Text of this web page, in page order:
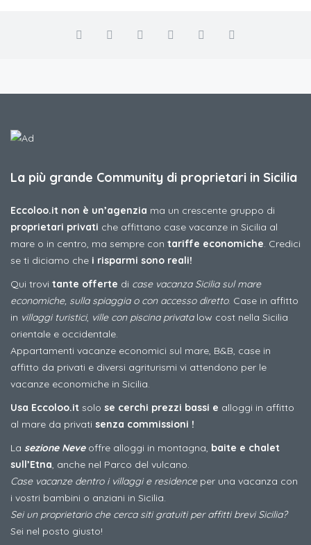
La più grande Community di proprietari in Sicilia
Eccoloo.it non è un’agenzia ma un crescente gruppo di
proprietari privati che affittano case vacanze in Sicilia al
mare o in centro, ma sempre con tariffe economiche. Credici
se ti diciamo che i risparmi sono reali!
Qui trovi tante offerte di case vacanza Sicilia sul mare
economiche, sulla spiaggia o con accesso diretto. Case in affitto
in villaggi turistici, ville con piscina privatalow cost nella Sicilia
orientale e occidentale.
Appartamenti vacanze economici sul mare, B&B, case in
affitto da privati e diversi agriturismi vi attendono per le
vacanze economiche in Sicilia.
Usa Eccoloo.it solo se cerchi prezzi bassi e alloggi in affitto
al mare da privati senza commissioni !
La sezione Neveoffre alloggi in montagna, baite e chalet
sull’Etna, anche nel Parco del vulcano.
Case vacanze dentro i villaggi e residenceper una vacanza con
i vostri bambini o anziani in Sicilia.
Sei un proprietario che cerca siti gratuiti per affitti brevi Sicilia?
Sei nel posto giusto!